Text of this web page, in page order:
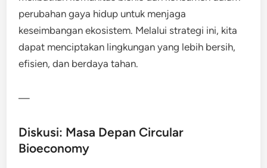
perubahan gaya hidup untuk menjaga
keseimbangan ekosistem. Melalui strategi ini, kita
dapat menciptakan lingkungan yang lebih bersih,
efisien, dan berdaya tahan.
—
Diskusi: Masa Depan Circular
Bioeconomy